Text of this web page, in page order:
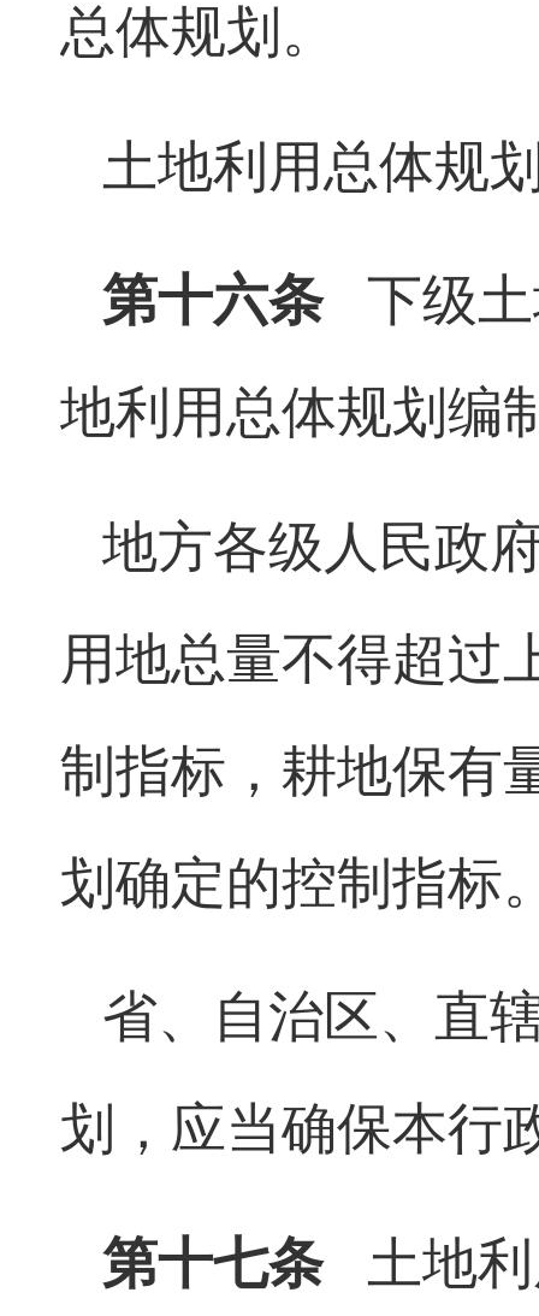
总体规划。
土地利用总体规
第十六条 下级
地利用总体规划编
地方各级人民政
用地总量不得超过
制指标，耕地保有
划确定的控制指标
省、自治区、直
划，应当确保本行
第十七条 土地